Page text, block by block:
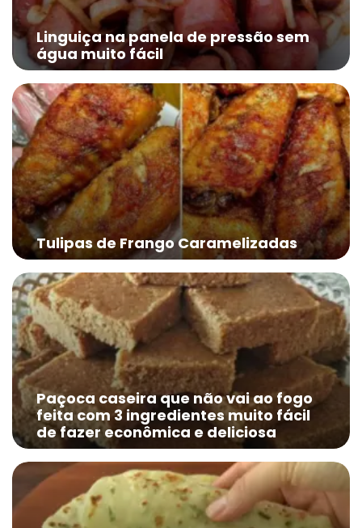
Linguiça na panela de pressão sem
água muito fácil
Tulipas de Frango Caramelizadas
Paçoca caseira que não vai ao fogo
feita com 3 ingredientes muito fácil
de fazer econômica e deliciosa